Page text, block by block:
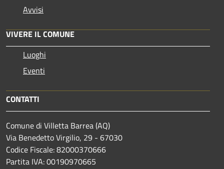
Avvisi
VIVERE IL COMUNE
Luoghi
Eventi
CONTATTI
Comune di Villetta Barrea (AQ)
Via Benedetto Virgilio, 29 - 67030
Codice Fiscale: 82000370666
Partita IVA: 00190970665